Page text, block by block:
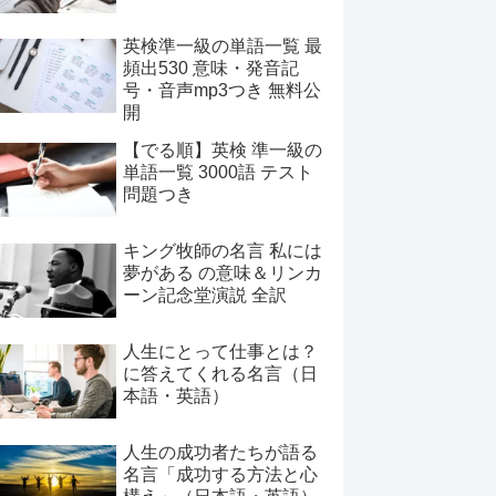
英検準一級の単語一覧 最
頻出530 意味・発音記
号・音声mp3つき 無料公
開
【でる順】英検 準一級の
単語一覧 3000語 テスト
問題つき
キング牧師の名言 私には
夢がある の意味＆リンカ
ーン記念堂演説 全訳
人生にとって仕事とは？
に答えてくれる名言（日
本語・英語）
人生の成功者たちが語る
名言「成功する方法と心